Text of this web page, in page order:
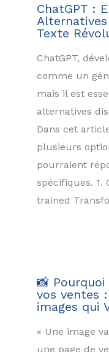
ChatGPT :
Texte
ChatGPT,
comme un
mais il est
alternatives
Dans cet
plusieurs
pourraient
spécifiques. 1.
trained
📸
vos ventes
images qui
« Une image
une page de